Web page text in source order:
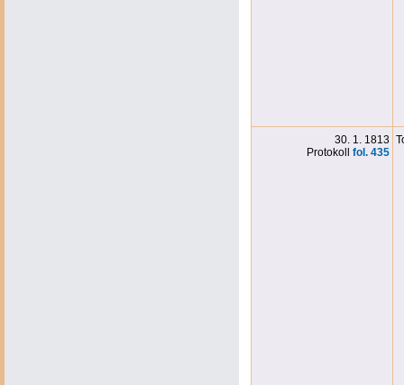
30. 1. 1813
Protokoll fol. 435